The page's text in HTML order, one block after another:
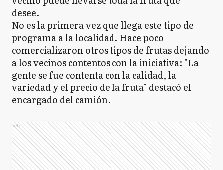
desee.
No es la primera vez que llega este tipo de
programa a la localidad. Hace poco
comercializaron otros tipos de frutas dejando
a los vecinos contentos con la iniciativa: "La
gente se fue contenta con la calidad, la
variedad y el precio de la fruta" destacó el
encargado del camión.
Ads